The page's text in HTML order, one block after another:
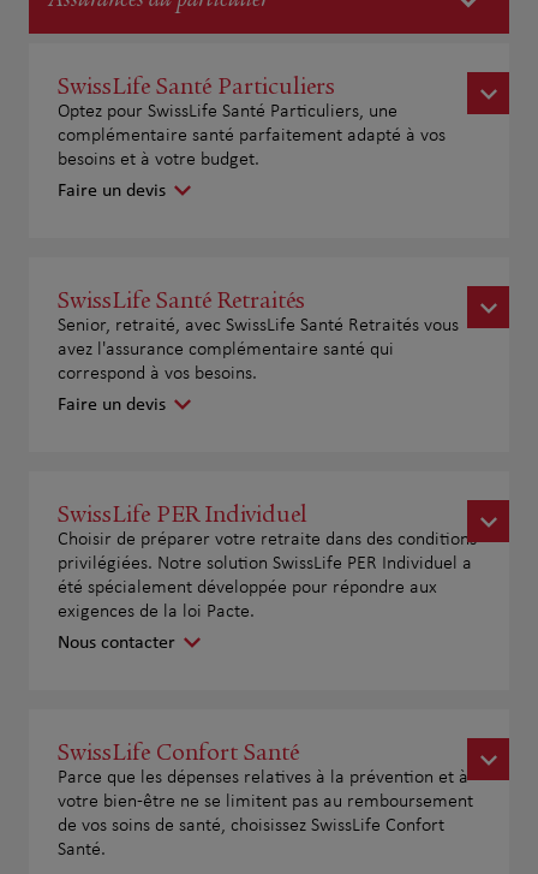
SwissLife Santé Particuliers
Optez pour SwissLife Santé Particuliers, une
complémentaire santé parfaitement adapté à vos
besoins et à votre budget.
Faire un devis
SwissLife Santé Retraités
Senior, retraité, avec SwissLife Santé Retraités vous
avez l'assurance complémentaire santé qui
correspond à vos besoins.
Faire un devis
SwissLife PER Individuel
Choisir de préparer votre retraite dans des conditions
privilégiées. Notre solution SwissLife PER Individuel a
été spécialement développée pour répondre aux
exigences de la loi Pacte.
Nous contacter
SwissLife Confort Santé
Parce que les dépenses relatives à la prévention et à
votre bien-être ne se limitent pas au remboursement
de vos soins de santé, choisissez SwissLife Confort
Santé.